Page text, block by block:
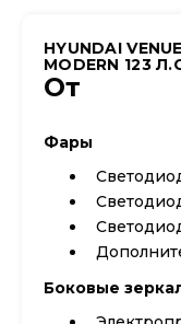
HYUNDAI
MODERN 123
От
Фары
Боковые